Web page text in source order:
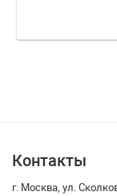
Контакты
г. Москва, ул.